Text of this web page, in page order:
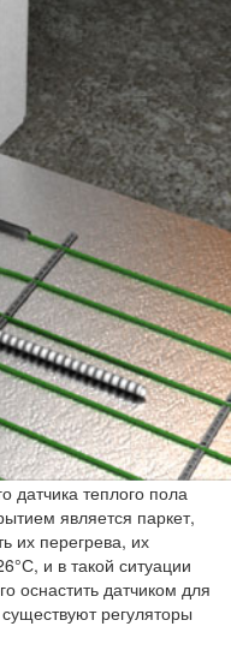
датчика теплого пола
является паркет,
их перегрева, их
и в такой ситуации
оснастить датчиком для
регуляторы